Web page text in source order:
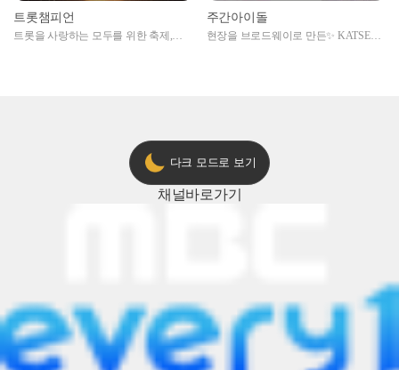
트롯챔피언
트롯을 사랑하는 모두를 위한 축제,
주간아이돌
현장을 브로드웨이로 만든✨ KATSEYE
다크 모드로 보기
채널바로가기